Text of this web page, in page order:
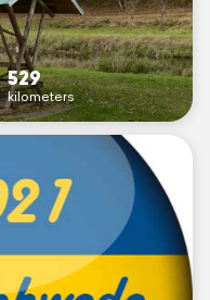
529
kilometers